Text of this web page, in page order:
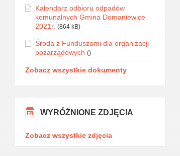
Kalendarz odbioru odpadów
komunalnych Gmina Domaniewice
2021r. (864 kB)
Środa z Funduszami dla organizacji
pozarządowych ()
Zobacz wszystkie dokumenty
WYRÓŻNIONE ZDJĘCIA
Zobacz wszystkie zdjęcia